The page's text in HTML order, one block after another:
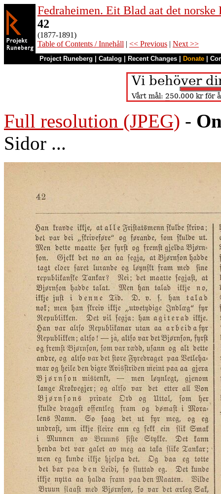
Fedraheimen. Eit Blad aat det norske
42
(1877-1891)
Table of Contents / Innehåll | << Previous | Next >>
Project Runeberg Catalog Recent Changes Donate
Full resolution (JPEG) -
Sidor ...